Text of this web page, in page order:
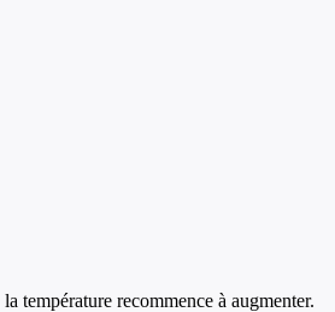
température recommence à augmenter.